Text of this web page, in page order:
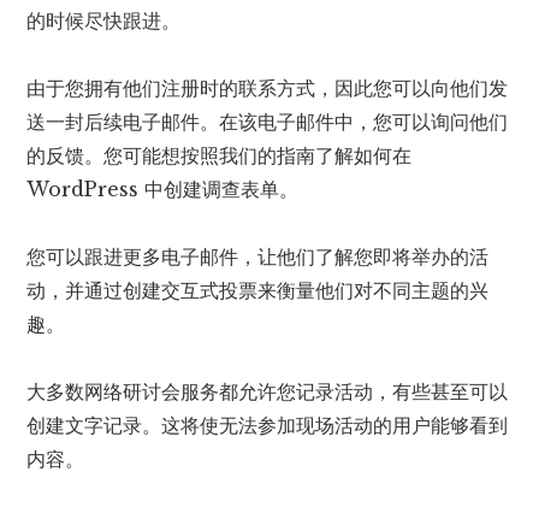
的时候尽快跟进。
由于您拥有他们注册时的联系方式，因此您可以向他们发
送一封后续电子邮件。在该电子邮件中，您可以询问他们
的反馈。您可能想按照我们的指南了解如何在
WordPress 中创建调查表单。
您可以跟进更多电子邮件，让他们了解您即将举办的活
动，并通过创建交互式投票来衡量他们对不同主题的兴
趣。
大多数网络研讨会服务都允许您记录活动，有些甚至可以
创建文字记录。这将使无法参加现场活动的用户能够看到
内容。